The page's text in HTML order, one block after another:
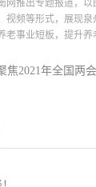
网推出专题报道，以
视频等形式，展现泉
老事业短板，提升养
2021年全国两会